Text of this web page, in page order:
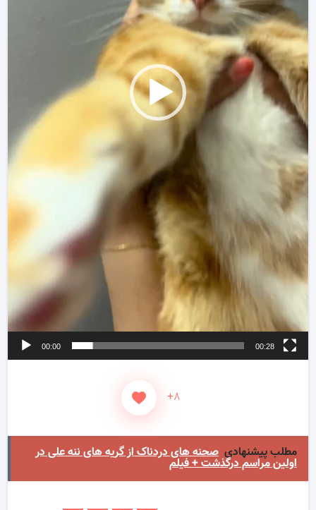
00:00 00:28
+۸
مطلب پیشنهادی صحنه های دردناک از گریه های ننه علی در
اولین مراسم درگذشت + فیلم